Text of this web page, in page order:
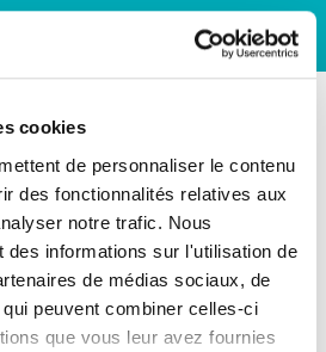
cookies
de personnaliser le contenu
des fonctionnalités relatives aux
notre trafic. Nous
des informations sur l'utilisation de
de médias sociaux, de
peuvent combiner celles-ci
que vous leur avez fournies